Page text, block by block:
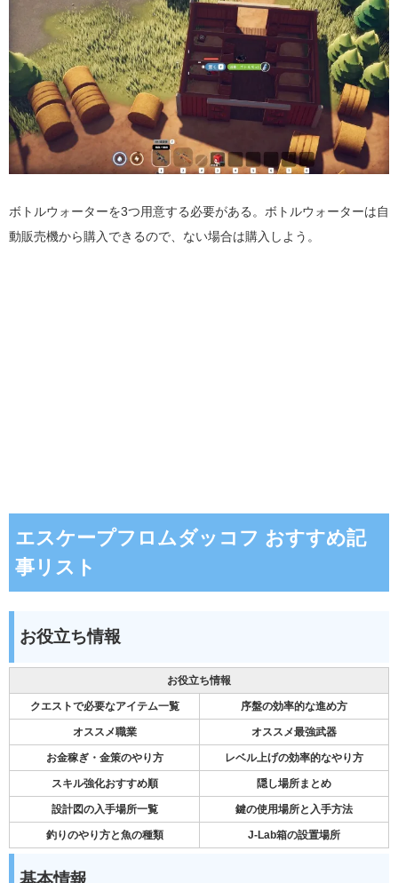
ボトルウォーターを3つ用意する必要がある。ボトルウォーターは自
動販売機から購入できるので、ない場合は購入しよう。
エスケープフロムダッコフ おすすめ記
事リスト
お役立ち情報
お役立ち情報
クエストで必要なアイテム一覧 序盤の効率的な進め方
オススメ職業 オススメ最強武器
お金稼ぎ・金策のやり方 レベル上げの効率的なやり方
スキル強化おすすめ順 隠し場所まとめ
設計図の入手場所一覧 鍵の使用場所と入手方法
釣りのやり方と魚の種類 J-Lab箱の設置場所
基本情報